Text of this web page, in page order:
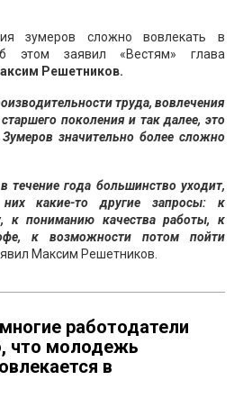
зумеров сложно вовлекать в
этом заявил «Вестям» глава
Решетников.
труда, вовлечения
поколения и так далее, это
значительно более сложно
течение года большинство уходит,
какие-то другие запросы: к
к пониманию качества работы, к
к возможности потом пойти
Максим Решетников.
работодатели
что молодежь
в